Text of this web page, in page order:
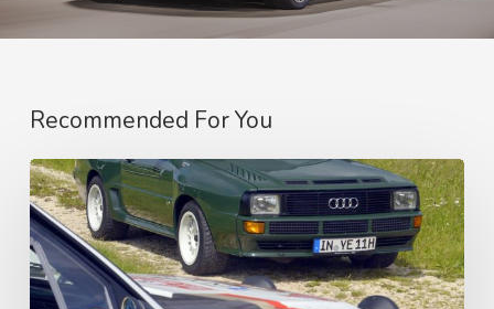
Recommended For You
DE
GEKNOTTE
QUATTRO